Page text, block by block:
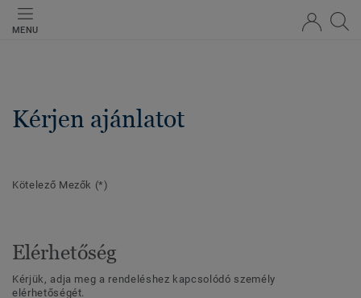
MENU
Kérjen ajánlatot
Kötelező Mezők (*)
Elérhetőség
Kérjük, adja meg a rendeléshez kapcsolódó személy
elérhetőségét.